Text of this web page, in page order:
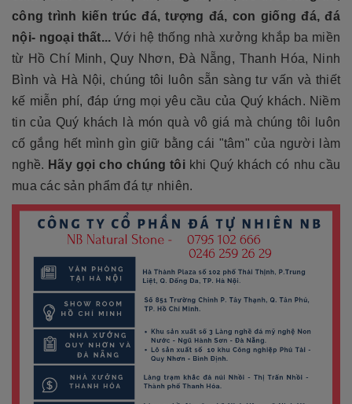
công trình kiến trúc đá, tượng đá, con giống đá, đá
nội- ngoại thất...Với hệ thống nhà xưởng khắp ba miền
từ Hồ Chí Minh, Quy Nhơn, Đà Nẵng, Thanh Hóa, Ninh
Bình và Hà Nội, chúng tôi luôn sẵn sàng tư vấn và thiết
kế miễn phí, đáp ứng mọi yêu cầu của Quý khách. Niềm
tin của Quý khách là món quà vô giá mà chúng tôi luôn
cố gắng hết mình gìn giữ bằng cái "tâm" của người làm
nghề. Hãy gọi cho chúng tôikhi Quý khách có nhu cầu
mua các sản phẩm đá tự nhiên.